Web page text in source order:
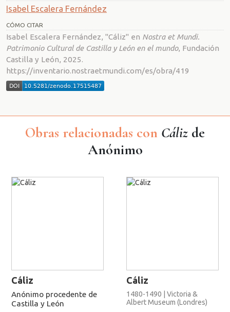
Isabel Escalera Fernández
CÓMO CITAR
Isabel Escalera Fernández, "Cáliz" en Nostra et Mundi.
Patrimonio Cultural de Castilla y León en el mundo, Fundación
Castilla y León, 2025.
https://inventario.nostraetmundi.com/es/obra/419
Obras relacionadas con Cáliz de
Anónimo
Cáliz
Anónimo procedente de
Castilla y León
Cáliz
1480-1490 | Victoria &
Albert Museum (Londres)